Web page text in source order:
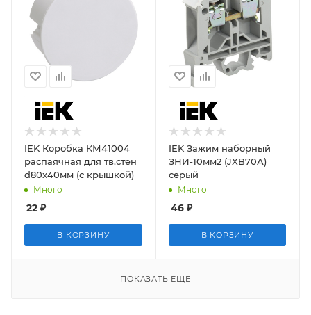
IEK Коробка КМ41004
распаячная для тв.стен
d80x40мм (с крышкой)
Много
22 ₽
В КОРЗИНУ
IEK Зажим наборный
ЗНИ-10мм2 (JXB70А)
серый
Много
46₽
В КОРЗИНУ
ПОКАЗАТЬ ЕЩЕ